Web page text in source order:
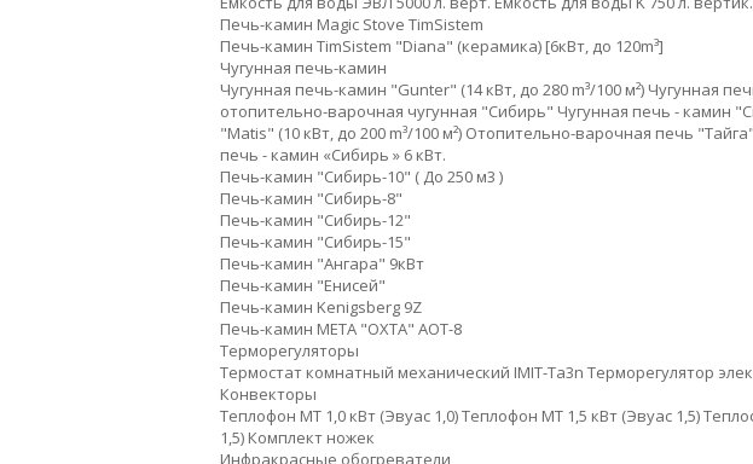
Печь-камин Magic Stove TimSistem
Печь-камин TimSistem "Diana" (керамика) [6кВт, до 120m³]
Чугунная печь-камин
Чугунная печь-камин "Gunter" (14 кВт, до 280 m³/100 м²) Чугунная
отопительно-варочная чугунная "Сибирь" Чугунная печь - камин
"Matis" (10 кВт, до 200 m³/100 м²) Отопительно-варочная печь "Тайга"
печь - камин «Сибирь » 6 кВт.
Печь-камин "Сибирь-10" ( До 250 м3 )
Печь-камин "Сибирь-8"
Печь-камин "Сибирь-12"
Печь-камин "Сибирь-15"
Печь-камин "Ангара" 9кВт
Печь-камин "Енисей"
Печь-камин Kenigsberg 9Z
Печь-камин МЕТА "ОХТА" АОТ-8
Терморегуляторы
Термостат комнатный механический IMIT-Ta3n Терморегулятор
Конвекторы
Теплофон МТ 1,0 кВт (Эвуас 1,0)Теплофон МТ 1,5 кВт (Эвуас 1,5)
1,5) Комплект ножек
Инфракрасные обогреватели